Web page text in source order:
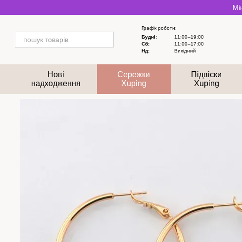
Графік роботи:
Будні:
11:00–19:00
Сб:
11:00–17:00
Нд:
Вихідний
Нові
надходження
Сережки
Xuping
Підвіски
Xuping